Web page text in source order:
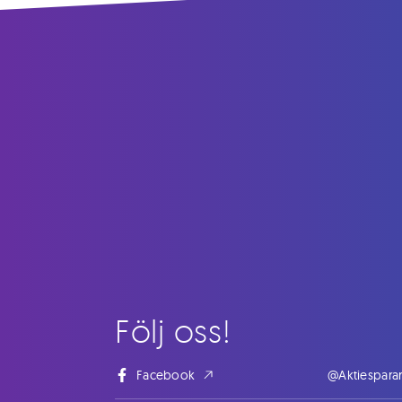
Följ oss!
Facebook